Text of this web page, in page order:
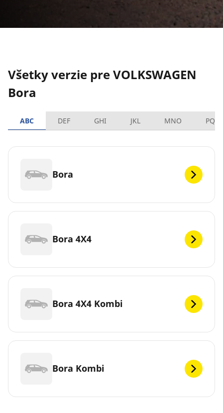
Všetky verzie pre VOLKSWAGEN
Bora
ABC DEF GHI JKL MNO PQRS
Bora
Bora 4X4
Bora 4X4 Kombi
Bora Kombi